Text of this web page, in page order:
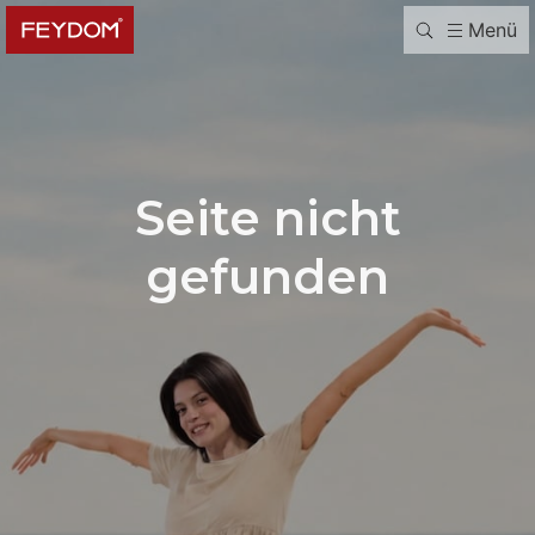
Menü
Seite nicht
gefunden